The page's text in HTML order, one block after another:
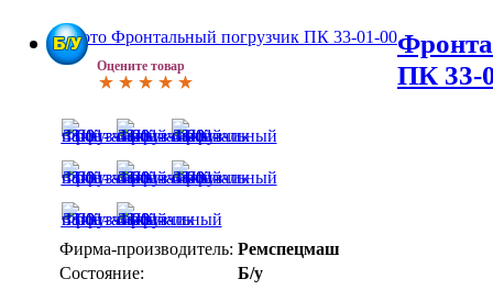
Оцените товар
ПК 33-
Фирма-производитель: Ремспецмаш
Состояние:
Б/у